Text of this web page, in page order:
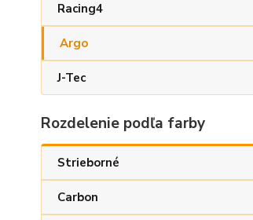
Racing4
Argo
J-Tec
Rozdelenie podľa farby
Strieborné
Carbon